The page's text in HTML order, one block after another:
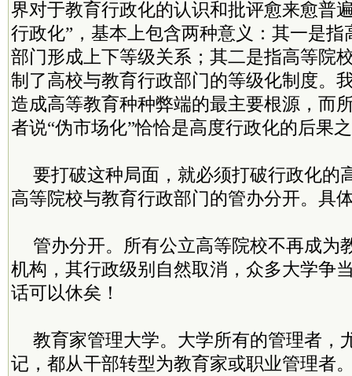
界对于教育行政化的认识和批评愈来愈普
行政化”，基本上包含两种意义：其一是
部门形成上下等级关系；其二是指高等院
制了高校与教育行政部门的等级化制度。
造成高等教育种种弊端的最主要根源，而
者说“伪市场化”恰恰是高度行政化的后果
要打破这种局面，就必须打破行政化的
高等院校与教育行政部门的管办分开。具
管办分开。所有公立高等院校不再成为
机构，其行政级别自然取消，众多大学争
话可以休矣！
教育家管理大学。大学所有的管理者，
记，都从干部转型为教育家或职业管理者